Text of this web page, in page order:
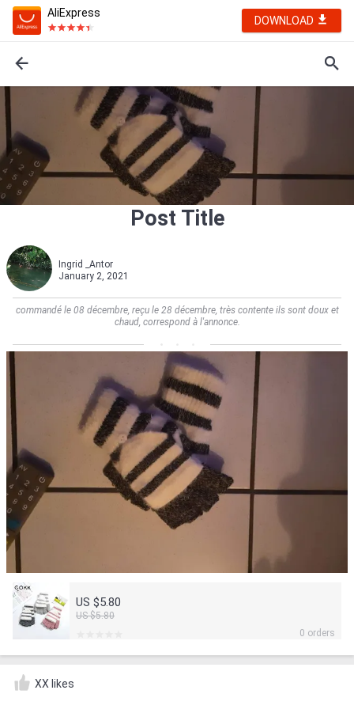
AliExpress
DOWNLOAD
Post Title
Ingrid _Antor
January 2, 2021
commandé le 08 décembre, reçu le 28 décembre, très contente ils sont doux et
chaud, correspond à l'annonce.
US $5.80
US $5.80
0 orders
XX likes